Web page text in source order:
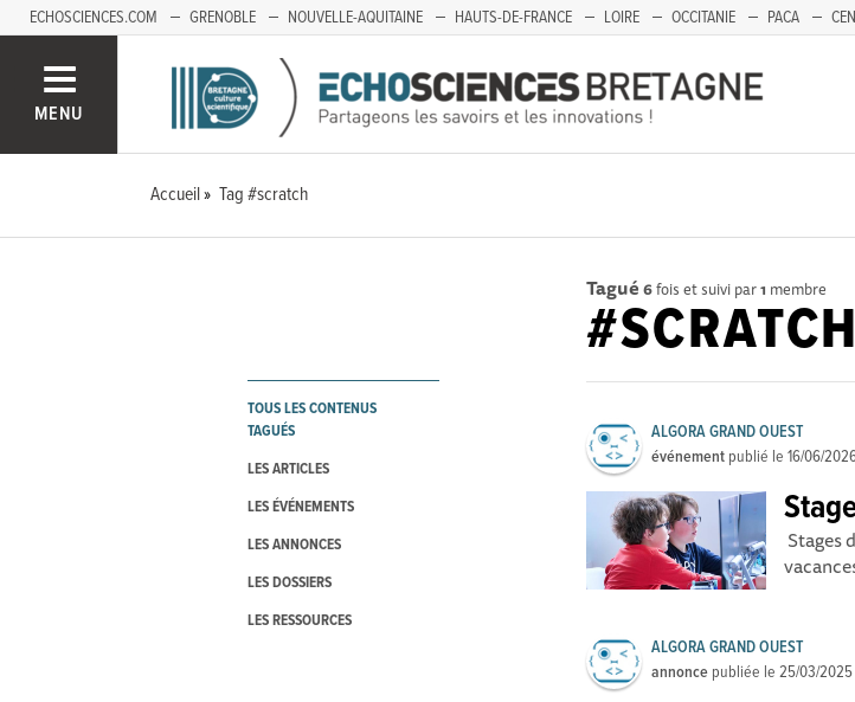
ECHOSCIENCES.COM GRENOBLE NOUVELLE-AQUITAINE HAUTS-DE-FRANCE LOIRE OCCITANIE PACA
MENU
Accueil Tag #scratch
TOUS LES CONTENUS
TAGUÉS
LES ARTICLES
LES ÉVÉNEMENTS
LES ANNONCES
LES DOSSIERS
LES RESSOURCES
Tagué 6fois et suivi par1 membre
#SCRATCH
ALGORA GRAND OUEST
événement publié le16/06/
Stages
ALGORA GRAND OUEST
annonce publiée le25/03/2025